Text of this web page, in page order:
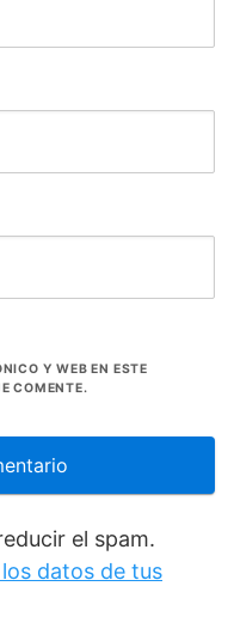
Y WEB EN ESTE
COMENTE.
el spam.
datos de tus